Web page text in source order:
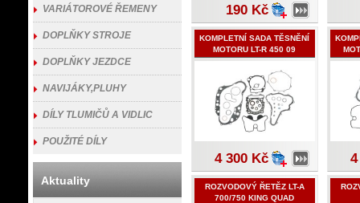
190 Kč
KOMPLETNÍ SADA TĚSNĚNÍ
MOTORU LT-R 450 09
4 300 Kč
ROZVODOVÝ ŘETĚZ LT-A
700/750 KING QUAD
VARIÁTOROVÉ ŘEMENY
DOPLŇKY STROJE
DOPLŇKY JEZDCE
NAVIJÁKY,PLUHY
DÍLY TLUMIČŮ A VIDLIC
POUŽITÉ DÍLY
Aktuality